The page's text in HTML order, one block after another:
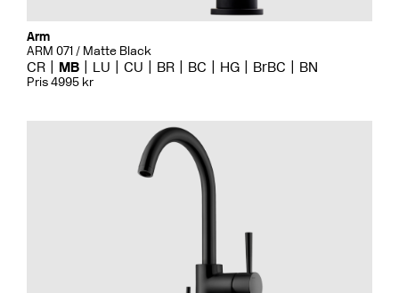
Arm
ARM 071 / Matte Black
CR MB LU CU BR BC HG BrBC BN
Pris 4995 kr